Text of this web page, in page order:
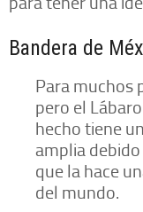
Bandera de
Para muchos
pero el
hecho tiene
amplia
que la hace
del mundo.